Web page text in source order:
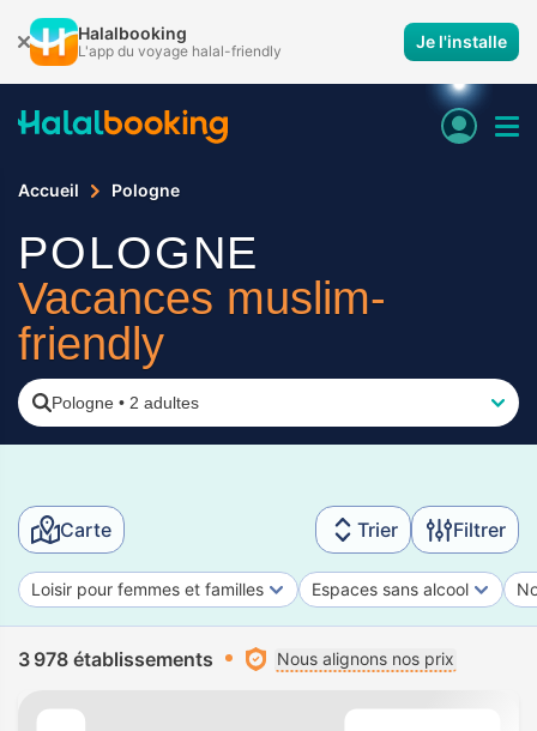
Halalbooking
L'app du voyage halal-friendly Je l'installe
Accueil Pologne
POLOGNE
Vacances muslim-
friendly
Pologne • 2 adultes
Carte Trier Filtrer
Loisir pour femmes et familles Espaces sans alcool
3 978 établissements Nous alignons nos prix